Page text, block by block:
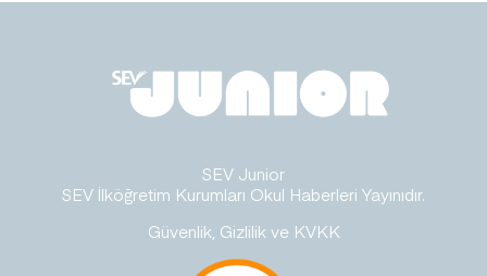
SEV Junior
SEV İlköğretim Kurumları Okul Haberleri Yayınıdır.
Güvenlik, Gizlilik ve KVKK